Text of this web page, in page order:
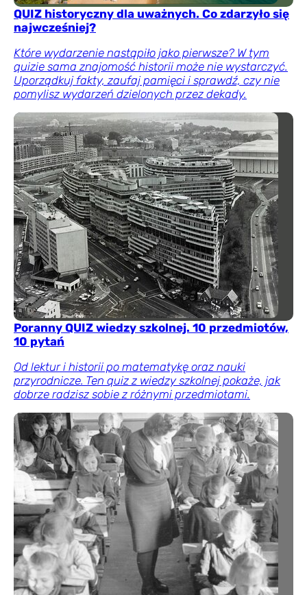
QUIZ historyczny dla uważnych. Co zdarzyło się
najwcześniej?
Które wydarzenie nastąpiło jako pierwsze? W tym
quizie sama znajomość historii może nie wystarczyć.
Uporządkuj fakty, zaufaj pamięci i sprawdź, czy nie
pomylisz wydarzeń dzielonych przez dekady.
Poranny QUIZ wiedzy szkolnej. 10 przedmiotów,
10 pytań
Od lektur i historii po matematykę oraz nauki
przyrodnicze. Ten quiz z wiedzy szkolnej pokaże, jak
dobrze radzisz sobie z różnymi przedmiotami.